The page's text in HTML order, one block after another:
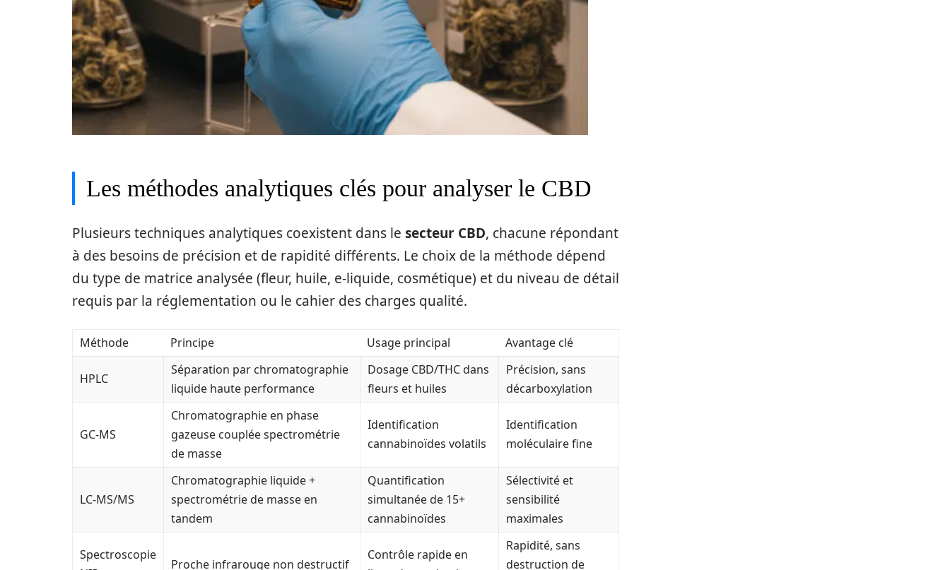
Les méthodes analytiques clés pour analyser le CBD
Plusieurs techniques analytiques coexistent dans le secteur CBD, chacune répondant
à des besoins de précision et de rapidité différents. Le choix de la méthode dépend
du type de matrice analysée (fleur, huile, e-liquide, cosmétique) et du niveau de détail
requis par la réglementation ou le cahier des charges qualité.
Méthode Principe Usage principal Avantage clé
HPLC
Séparation par chromatographie
liquide haute performance
Dosage CBD/THC dans
fleurs et huiles
Précision, sans
décarboxylation
GC-MS
Chromatographie en phase
gazeuse couplée spectrométrie
de masse
Identification
cannabinoïdes volatils
Identification
moléculaire fine
LC-MS/MS
Chromatographie liquide +
spectrométrie de masse en
tandem
Quantification
simultanée de 15+
cannabinoïdes
Sélectivité et
sensibilité
maximales
Spectroscopie
Proche infrarouge non destructif
Contrôle rapide en
Rapidité, sans
destruction de